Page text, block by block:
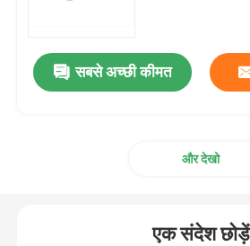
सबसे अच्छी कीमत
और देखो
एक संदेश छोड़ें